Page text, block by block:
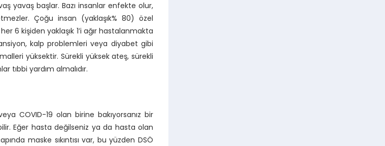
yavaş başlar. Bazı insanlar enfekte olur,
Çoğu insan (yaklaşık% 80) özel
6 kişiden yaklaşık 1’i ağır hastalanmakta
kalp problemleri veya diyabet gibi
yüksektir. Sürekli yüksek ateş, sürekli
tıbbi yardım almalıdır.
COVID-19 olan birine bakıyorsanız bir
Eğer hasta değilseniz ya da hasta olan
maske sıkıntısı var, bu yüzden DSÖ